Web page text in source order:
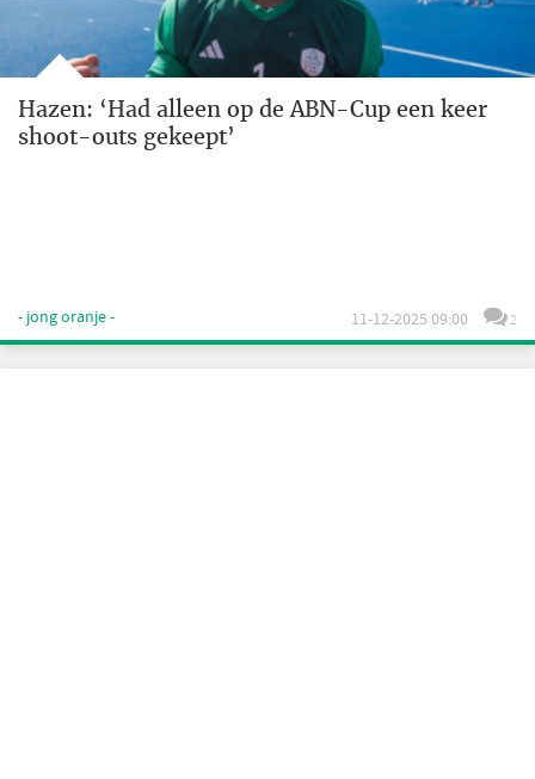
Hazen: ‘Had alleen op de ABN-Cup een keer
shoot-outs gekeept’
- jong oranje - 11-12-2025 09:00 2